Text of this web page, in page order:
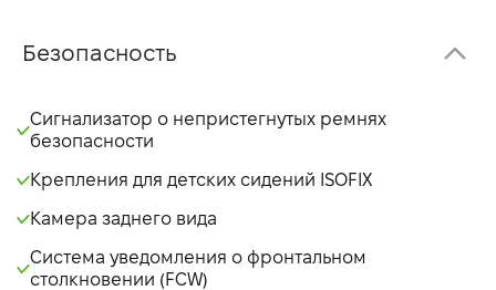
Безопасность
Сигнализатор о непристегнутых ремнях
безопасности
Крепления для детских сидений ISOFIX
Камера заднего вида
Система уведомления о фронтальном
столкновении (FCW)